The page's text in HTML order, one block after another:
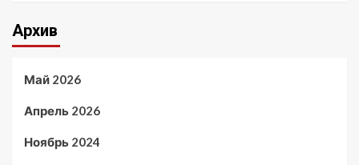
Архив
Май 2026
Апрель 2026
Ноябрь 2024